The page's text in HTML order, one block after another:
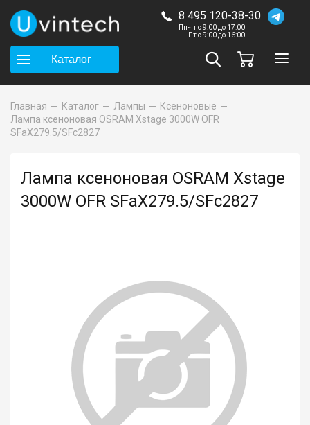
8 495 120-38-30
Пн-чт с 9:00 до 17:00
Пт с 9:00 до 16:00
Каталог
Главная Каталог Лампы
Ксеноновые
Лампа ксеноновая OSRAM Xstage 3000W OFR
SFaX279.5/SFc2827
Лампа ксеноновая OSRAM Xstage
3000W OFR SFaX279.5/SFc2827